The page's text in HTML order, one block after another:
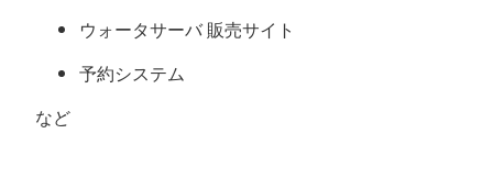
ウォータサーバ 販売サイト
予約システム
など